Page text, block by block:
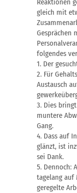
Reaktionen
gleich mit
Gesprächen
folgendes
1. Der
2. Für
Austausch
3. Dies
muntere
Gang.
4. Dass auf
glänzt, ist
sei Dank.
5. Dennoch:
tagelang auf
geregelte